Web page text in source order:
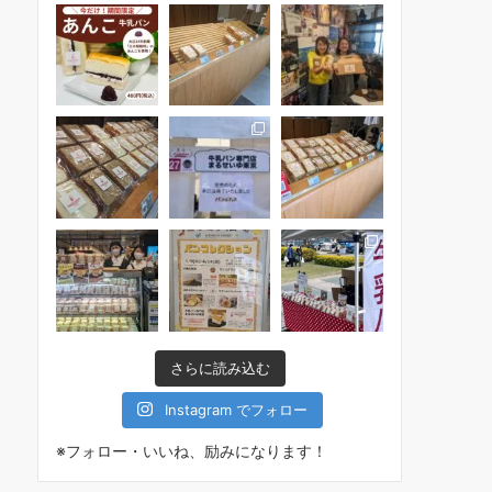
さらに読み込む
Instagram でフォロー
※フォロー・いいね、励みになります！